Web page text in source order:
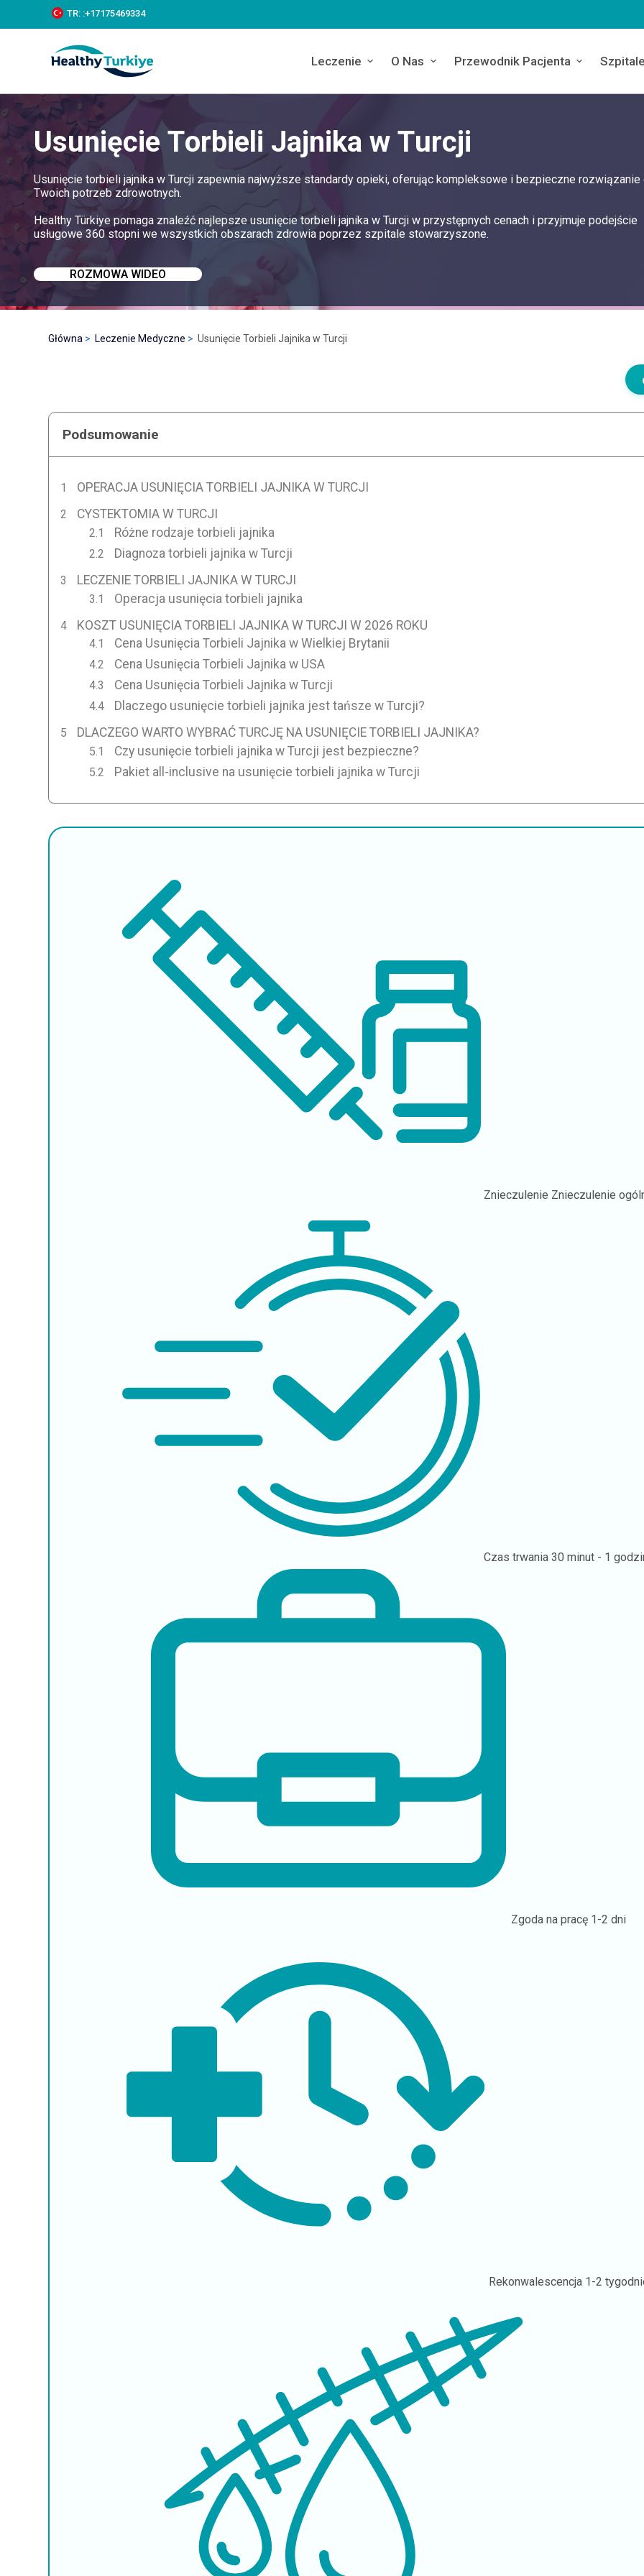
k
c
n
t
t
TR: :+‪17175469334‬
Leczenie O Nas Przewodnik Pacjenta
Usunięcie Torbieli Jajnika w Turcji
Usunięcie torbieli jajnika w Turcji zapewnia najwyższe standardy opieki, oferując kompleksowe i bezpieczne rozwiązanie
Twoich potrzeb zdrowotnych.
Healthy Türkiye pomaga znaleźć najlepsze usunięcie torbieli jajnika w Turcji w przystępnych cenach i przyjmuje podejście
usługowe 360 stopni we wszystkich obszarach zdrowia poprzez szpitale stowarzyszone.
ROZMOWA WIDEO
Główna Leczenie Medyczne Usunięcie Torbieli Jajnika w Turcji
Podsumowanie
OPERACJA USUNIĘCIA TORBIELI JAJNIKA W TURCJI
CYSTEKTOMIA W TURCJI
Różne rodzaje torbieli jajnika
Diagnoza torbieli jajnika w Turcji
LECZENIE TORBIELI JAJNIKA W TURCJI
Operacja usunięcia torbieli jajnika
KOSZT USUNIĘCIA TORBIELI JAJNIKA W TURCJI W 2026 ROKU
Cena Usunięcia Torbieli Jajnika w Wielkiej Brytanii
Cena Usunięcia Torbieli Jajnika w USA
Cena Usunięcia Torbieli Jajnika w Turcji
Dlaczego usunięcie torbieli jajnika jest tańsze w Turcji?
DLACZEGO WARTO WYBRAĆ TURCJĘ NA USUNIĘCIE TORBIELI JAJNIKA?
Czy usunięcie torbieli jajnika w Turcji jest bezpieczne?
Pakiet all-inclusive na usunięcie torbieli jajnika w Turcji
Znieczulenie Znieczulenie
Czas trwania 30 minut - 1
Zgoda na pracę 1-2 dni
Rekonwalescencja 1-2